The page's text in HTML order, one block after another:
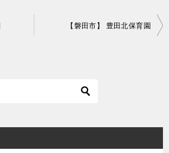
【磐田市】 豊田北保育園